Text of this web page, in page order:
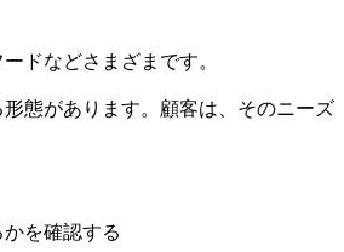
ドなどさまざまです。
態があります。顧客は、そのニーズ
を確認する